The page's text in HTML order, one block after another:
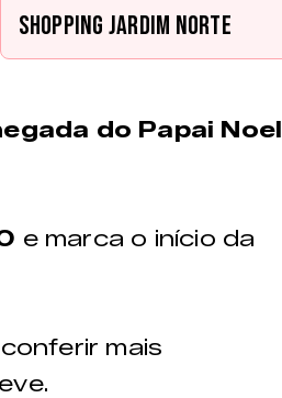
Shopping Jardim Norte
do Papai Noel
e marca o início da
mais